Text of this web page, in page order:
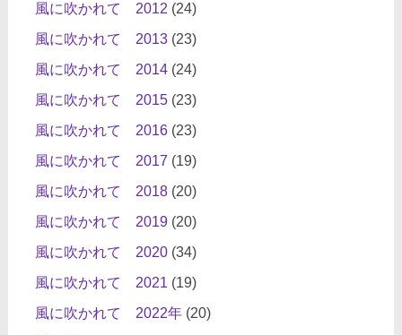
風に吹かれて 2012 (24)
風に吹かれて 2013(23)
風に吹かれて 2014(24)
風に吹かれて 2015(23)
風に吹かれて 2016(23)
風に吹かれて 2017 (19)
風に吹かれて 2018(20)
風に吹かれて 2019(20)
風に吹かれて 2020(34)
風に吹かれて 2021 (19)
風に吹かれて 2022年(20)